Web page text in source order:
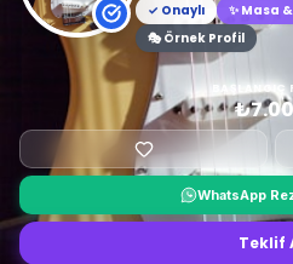
✓ Onaylı
✨ Masa
🎭 Örnek Profil
BAŞLANGIÇ
WhatsApp
Teklif